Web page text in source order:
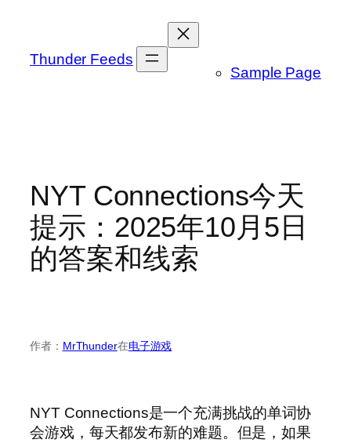
Thunder Feeds
Sample Page
NYT Connections今天
提示：2025年10月5日
的答案和线索
作者： MrThunder在电子游戏
NYT Connections是一个充满挑战的单词协
会游戏，每天都发布新的难题。但是，如果